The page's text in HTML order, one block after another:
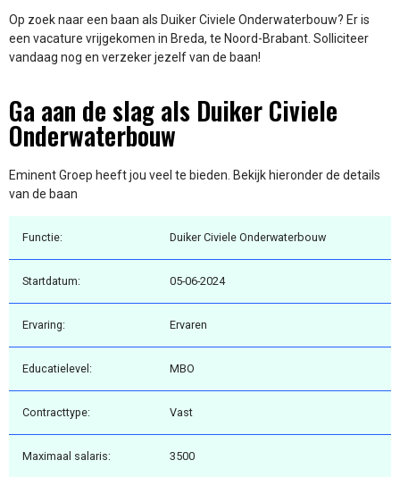
Op zoek naar een baan als Duiker Civiele Onderwaterbouw? Er is
een vacature vrijgekomen in Breda, te Noord-Brabant. Solliciteer
vandaag nog en verzeker jezelf van de baan!
Ga aan de slag als Duiker Civiele
Onderwaterbouw
Eminent Groep heeft jou veel te bieden. Bekijk hieronder de details
van de baan
Functie: Duiker Civiele Onderwaterbouw
Startdatum: 05-06-2024
Ervaring: Ervaren
Educatielevel: MBO
Contracttype: Vast
Maximaal salaris: 3500